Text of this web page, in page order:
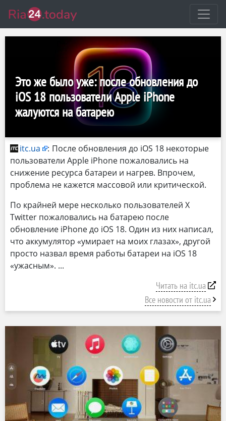
Это же было уже: после обновления до
iOS 18 пользователи Apple iPhone
жалуются на батарею
itc.ua : После обновления до iOS 18 некоторые
пользователи Apple iPhone пожаловались на
снижение ресурса батареи и нагрев. Впрочем,
проблема не кажется массовой или критической.
По крайней мере несколько пользователей X
Twitter пожаловались на батарею после
обновление iPhone до iOS 18. Один из них написал,
что аккумулятор «умирает на моих глазах», другой
просто назвал время работы батареи на iOS 18
«ужасным».
Читать на itc.ua
Все новости от itc.ua